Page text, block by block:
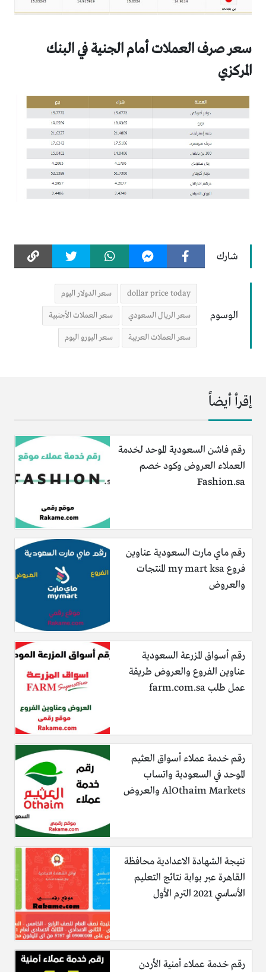
سعر صرف العملات أمام الجنية في البنك
المركزي
شارك
الوسوم
dollar price today سعر الدولار اليوم
سعر الريال السعودي سعر العملات الأجنبية
سعر العملات العربية سعر اليورو اليوم
إقرأ أيضاً
رقم فاشن السعودية الموحد لخدمة
العملاء العروض وكود خصم
Fashion.sa
رقم ماي مارت السعودية عناوين
فروع my mart ksa المنتجات
والعروض
رقم أسواق المزرعة السعودية
عناوين الفروع والعروض طريقة
عمل طلب farm.com.sa
رقم خدمة عملاء أسواق العثيم
الموحد في السعودية واتساب
AlOthaim Markets والعروض
نتيجة الشهادة الاعدادية محافظة
القاهرة عبر بوابة نتائج التعليم
الأساسي 2021 الترم الأول
رقم خدمة عملاء أمنية الأردن